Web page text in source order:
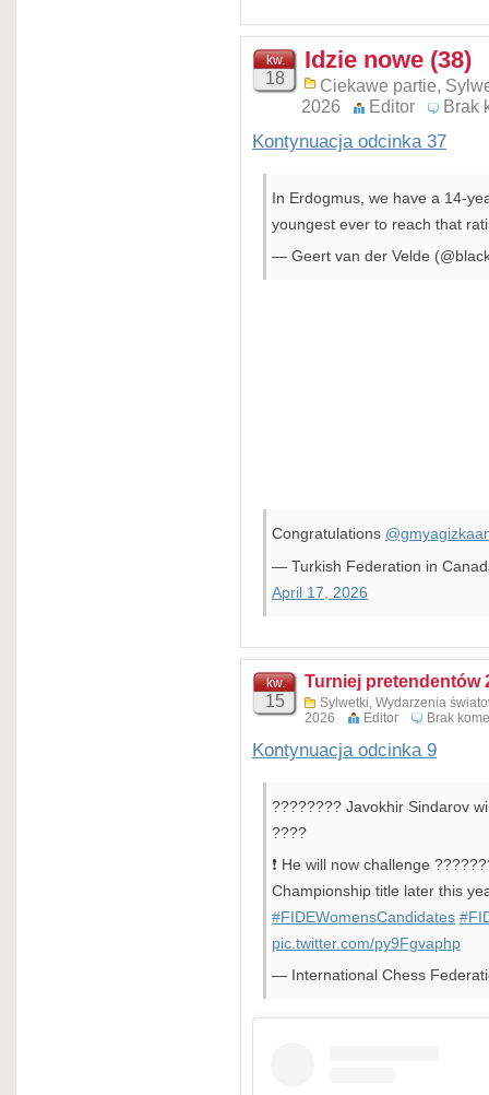
kw.
18
Idzie nowe (38)
Ciekawe partie
2026
Editor Brak
Kontynuacja odcinka 37
In Erdogmus, we have a 14-
youngest ever to reach that
— Geert van der Velde
Congratulations
— Turkish Federation in
April 17, 2026
kw.
15
Turniej pretendentów
Sylwetki Wydarzenia
2026
Editor Brak
Kontynuacja odcinka 9
???????? Javokhir Sindarov
????
❗️ He will now challenge
Championship title later this
#FIDEWomensCandidates
pic.twitter.com/py9Fgvaphp
— International Chess